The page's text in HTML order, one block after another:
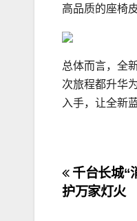
高品质的座椅
总体而言，全
次旅程都升华
入手，让全新
文
章
千台长城“
护万家灯火